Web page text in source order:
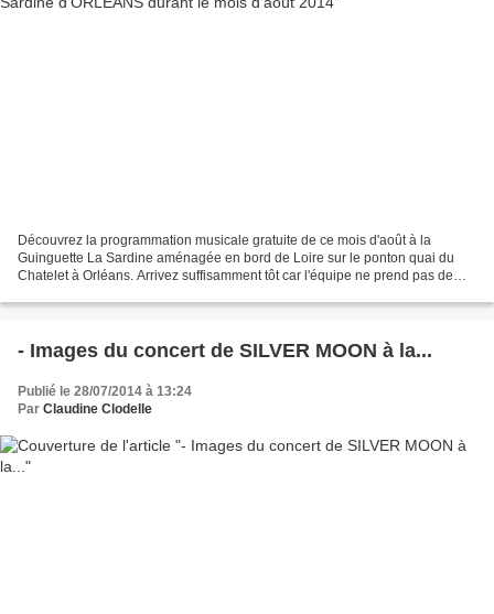
Découvrez la programmation musicale gratuite de ce mois d'août à la
Guinguette La Sardine aménagée en bord de Loire sur le ponton quai du
Chatelet à Orléans. Arrivez suffisamment tôt car l'équipe ne prend pas de
- Images du concert de SILVER MOON à la...
Publié le 28/07/2014 à 13:24
Par Claudine Clodelle